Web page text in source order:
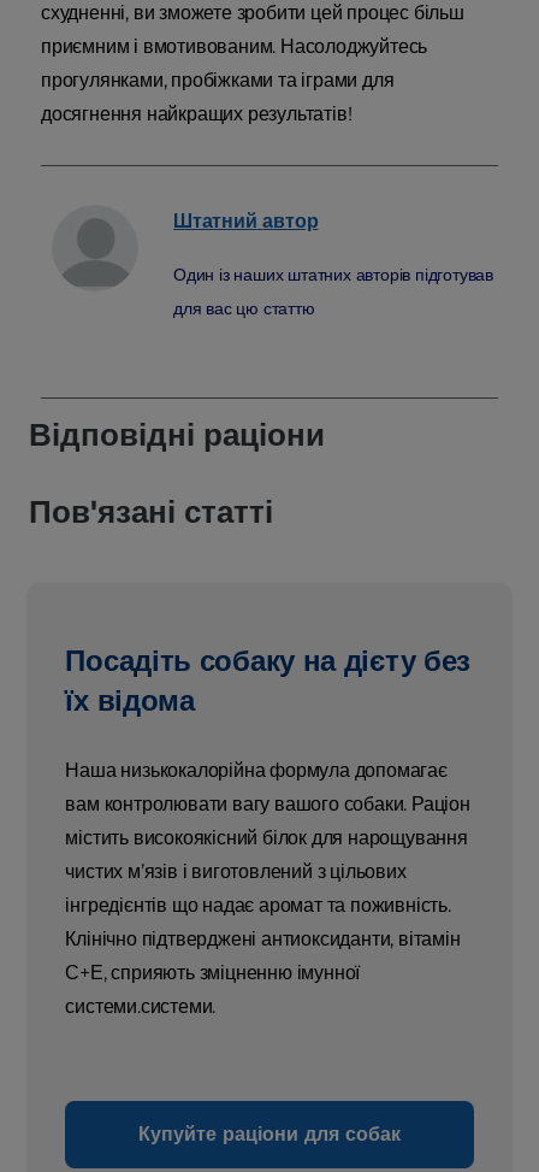
схудненні, ви зможете зробити цей процес більш
приємним і вмотивованим. Насолоджуйтесь
прогулянками, пробіжками та іграми для
досягнення найкращих результатів!
Штатний автор
Один із наших штатних авторів підготував
для вас цю статтю
Відповідні раціони
Пов'язані статті
Посадіть собаку на дієту без
їх відома
Наша низькокалорійна формула допомагає
вам контролювати вагу вашого собаки. Раціон
містить високоякісний білок для нарощування
чистих м’язів і виготовлений з цільових
інгредієнтів що надає аромат та поживність.
Клінічно підтверджені антиоксиданти, вітамін
С+Е, сприяють зміцненню імунної
системи.системи.
Купуйте раціони для собак